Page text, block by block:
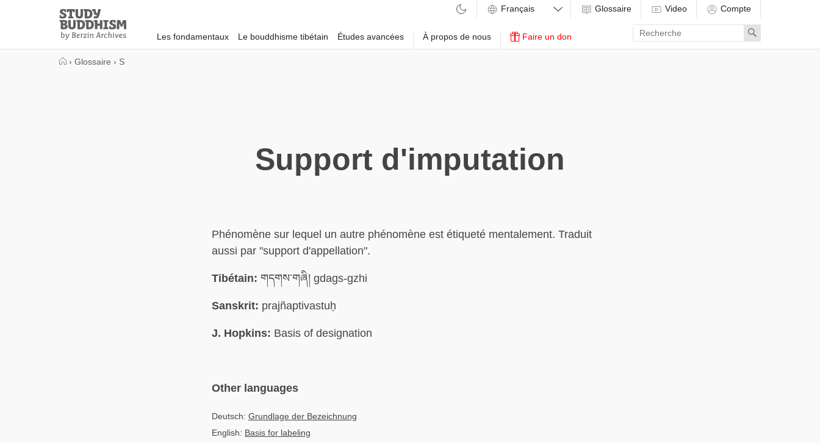
Study
Buddhism
Home
Les fondamentaux Le bouddhisme tibétain Études avancées À propos de nous Faire un don
Glossaire Video Compte
Enter
search
term
Search
› Glossaire › S
Support d'imputation
Phénomène sur lequel un autre phénomène est étiqueté mentalement. Traduit
aussi par "support d'appellation".
Tibétain: གདགས་གཞི། gdags-gzhi
Sanskrit: prajñaptivastuḥ
J. Hopkins: Basis of designation
Other languages
Deutsch: Grundlage der Bezeichnung
English: Basis for labeling